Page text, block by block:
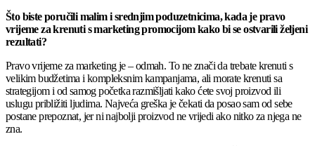
Što biste poručili malim i srednjim poduzetnicima, kada je pravo
vrijeme za krenuti s marketing promocijom kako bi se ostvarili željeni
rezultati?
Pravo vrijeme za marketing je – odmah. To ne znači da trebate krenuti s
velikim budžetima i kompleksnim kampanjama, ali morate krenuti sa
strategijom i od samog početka razmišljati kako ćete svoj proizvod ili
uslugu približiti ljudima. Najveća greška je čekati da posao sam od sebe
postane prepoznat, jer ni najbolji proizvod ne vrijedi ako nitko za njega ne
zna.